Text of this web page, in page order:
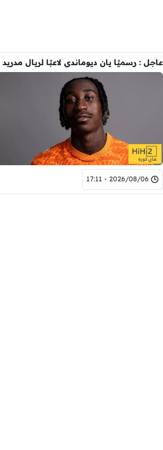
عاجل : رسميًا يان ديوماندي لاعبًا لريال مدريد
2026/08/06 - 17:11